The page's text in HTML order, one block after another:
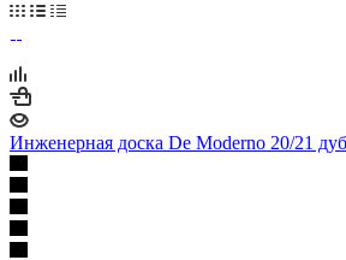
Инженерная доска De Moderno 20/21